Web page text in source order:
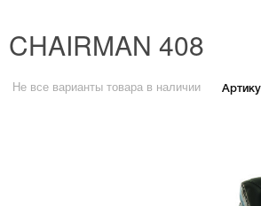
CHAIRMAN 408
Не все варианты товара в наличии